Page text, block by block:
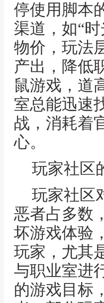
停使用脚本
渠道，如“
物价，玩法
产出，降低
鼠游戏，道
室总能迅速
战，消耗着
心。
玩家社区
玩家社区
恶者占多数
坏游戏体验
玩家，尤其
与职业室进
的游戏目标